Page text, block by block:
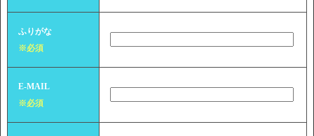
ふりがな
※必須
E-MAIL
※必須